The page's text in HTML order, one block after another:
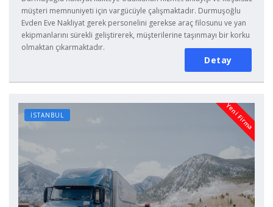
müşteri memnuniyeti için vargücüyle çalışmaktadır. Durmuşoğlu
Evden Eve Nakliyat gerek personelini gerekse araç filosunu ve yan
ekipmanlarını sürekli geliştirerek, müşterilerine taşınmayı bir korku
olmaktan çıkarmaktadır.
Detay
Yeni Firma
İSTANBUL